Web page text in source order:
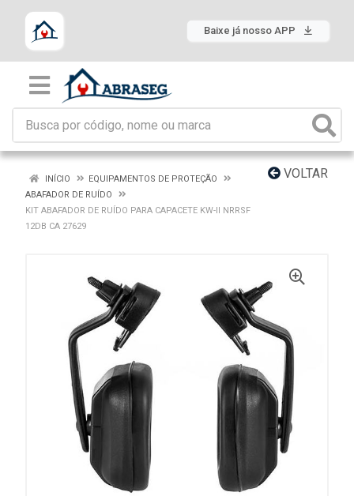
Baixe já nosso APP
VOLTAR
INÍCIO
EQUIPAMENTOS DE PROTEÇÃO
ABAFADOR DE RUÍDO
KIT ABAFADOR DE RUÍDO PARA CAPACETE KW-II NRRSF
12DB CA 27629